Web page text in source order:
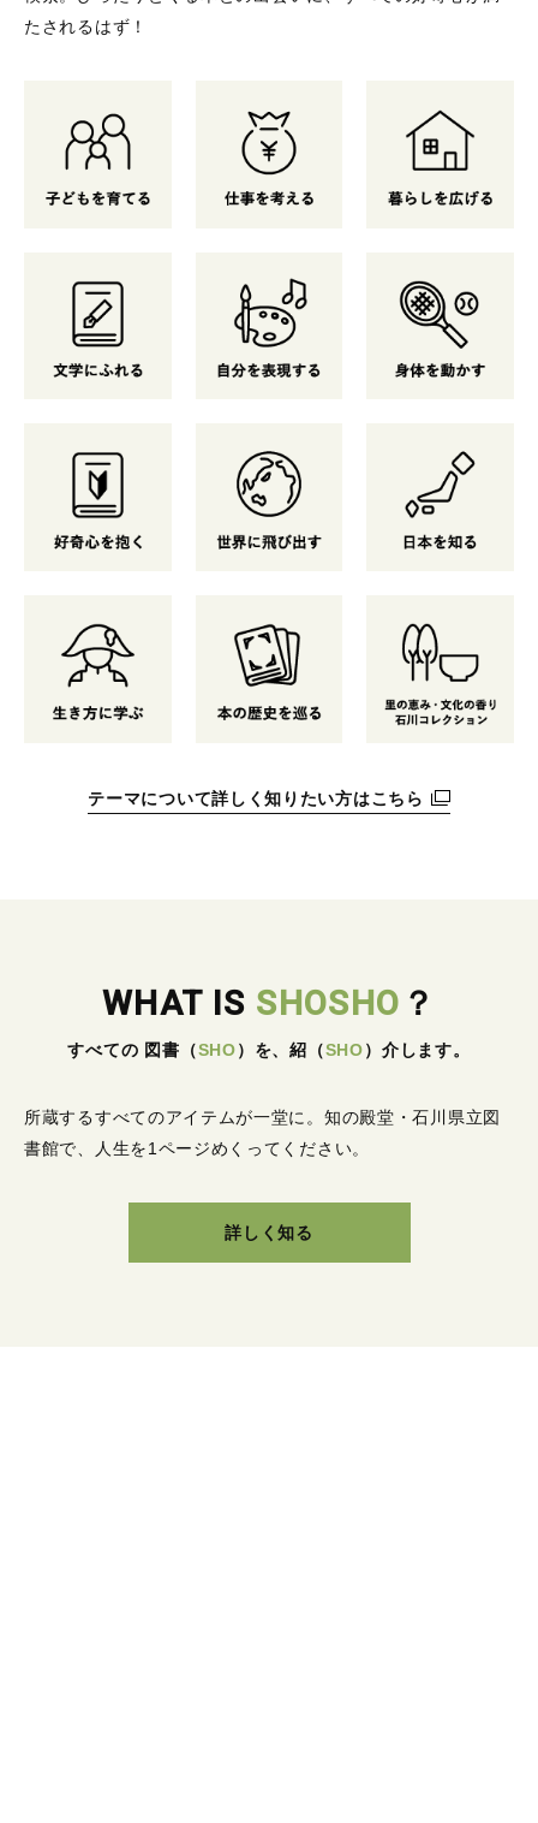
たされるはず！
テーマについて詳しく知りたい方はこちら
WHAT IS SHOSHO ？
すべての 図書 （SHO） を、紹 （SHO） 介します。
所蔵するすべてのアイテムが一堂に。 知の殿堂・石川県立図
書館で、人生を1ページめくってください。
詳しく知る